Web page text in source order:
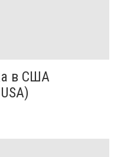
в США